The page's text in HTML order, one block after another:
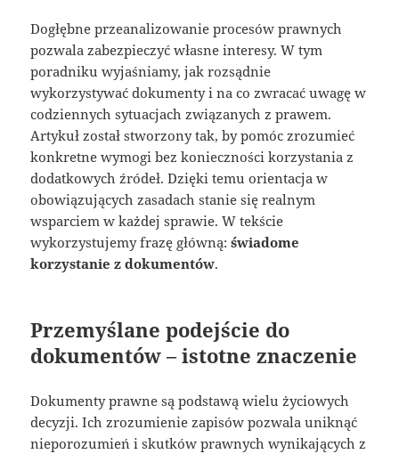
Dogłębne przeanalizowanie procesów prawnych
pozwala zabezpieczyć własne interesy. W tym
poradniku wyjaśniamy, jak rozsądnie
wykorzystywać dokumenty i na co zwracać uwagę w
codziennych sytuacjach związanych z prawem.
Artykuł został stworzony tak, by pomóc zrozumieć
konkretne wymogi bez konieczności korzystania z
dodatkowych źródeł. Dzięki temu orientacja w
obowiązujących zasadach stanie się realnym
wsparciem w każdej sprawie. W tekście
wykorzystujemy frazę główną:świadome
korzystanie z dokumentów.
Przemyślane podejście do
dokumentów – istotne znaczenie
Dokumenty prawne są podstawą wielu życiowych
decyzji. Ich zrozumienie zapisów pozwala uniknąć
nieporozumień i skutków prawnych wynikających z